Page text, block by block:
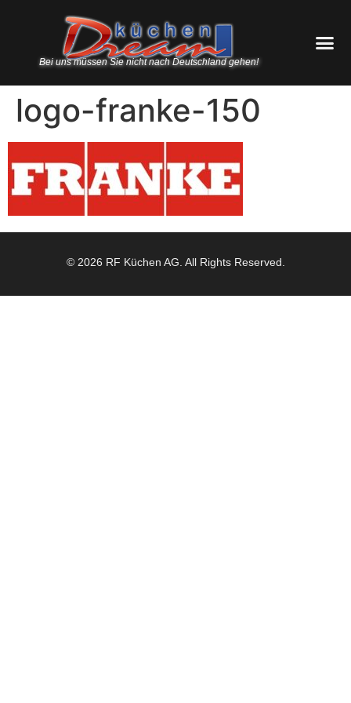
Bei uns müssen Sie nicht nach Deutschland gehen!
logo-franke-150
© 2026 RF Küchen AG. All Rights Reserved.